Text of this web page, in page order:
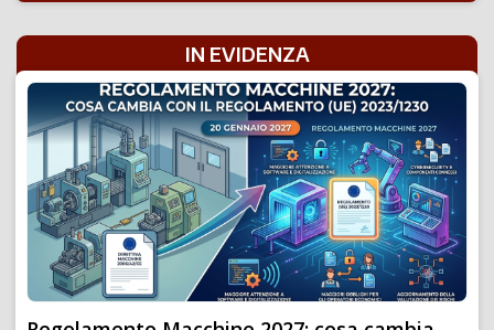
IN EVIDENZA